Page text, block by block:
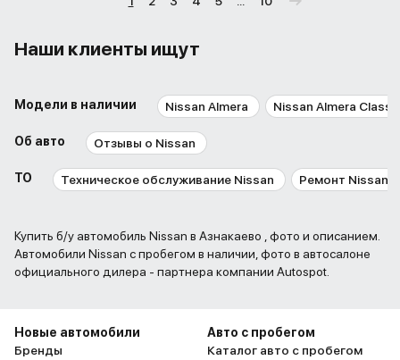
Наши клиенты ищут
Модели в наличии Nissan Almera Nissan Almera
Об авто Отзывы о Nissan
ТО Техническое обслуживание Nissan Ремонт Nissan
Купить б/у автомобиль Nissan в Азнакаево , фото и описанием.
Автомобили Nissan с пробегом в наличии, фото в автосалоне
официального дилера - партнера компании Autospot.
Новые автомобили
Бренды
Авто с пробегом
Каталог авто с пробегом